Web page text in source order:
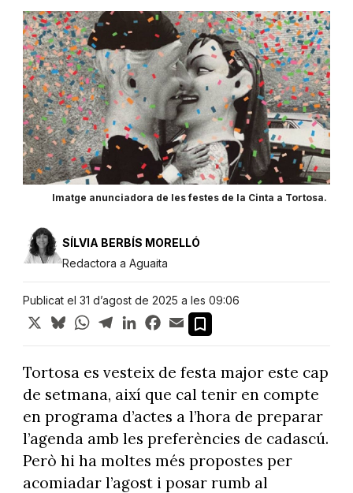
Imatge anunciadora de les festes de la Cinta a Tortosa.
SÍLVIA BERBÍS MORELLÓ
Redactora a Aguaita
Publicat el 31 d’agost de 2025 a les 09:06
X BlueskyWhatsApp
TelegramLinkedInFacebook
Email
Tortosa es vesteix de festa major este cap
de setmana, així que cal tenir en compte
en programa d’actes a l’hora de preparar
l’agenda amb les preferències de cadascú.
Però hi ha moltes més propostes per
acomiadar l’agost i posar rumb al